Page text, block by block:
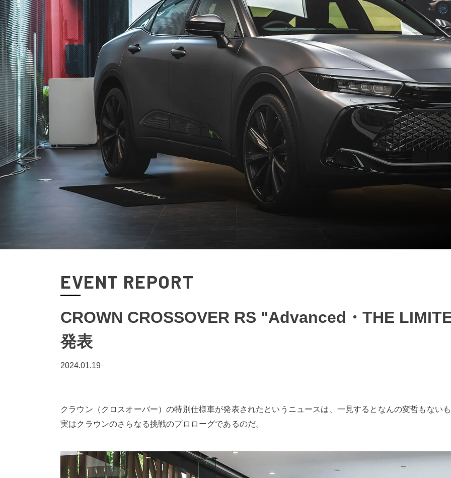
」をご覧ください。
クラウンシリーズ 機能・特徴比較はこちら
EVENT REPORT
CROWN CROSSOVER RS "Advanced・THE
発表
2024.01.19
クラウン（クロスオーバー）の特別仕様車が発表されたというニュースは、一見するとなんの変哲もない
実はクラウンのさらなる挑戦のプロローグであるのだ。